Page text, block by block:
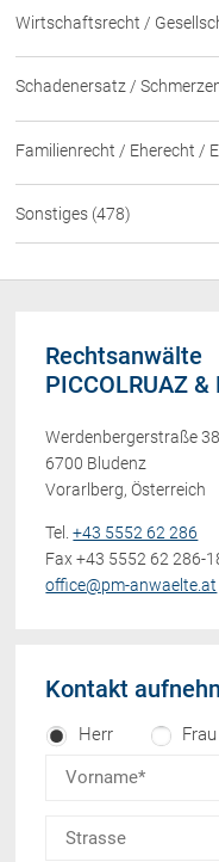
Wirtschaftsrecht /
Schadenersatz /
Familienrecht / Eherecht /
Sonstiges (478)
Rechtsanwälte
PICCOLRUAZ &
Werdenbergerstraße 38
6700 Bludenz
Vorarlberg, Österreich
Tel.+43 5552 62 286
Fax +43 5552 62 286-
office@pm-anwaelte.at
Kontakt
Herr Frau